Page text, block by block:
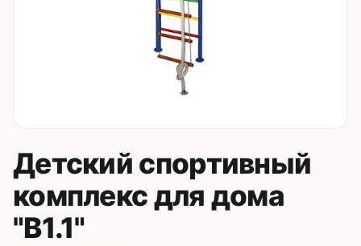
Детский спортивный
комплекс для дома
"В1.1"